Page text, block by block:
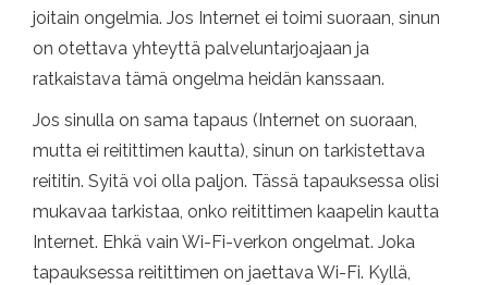
joitain ongelmia. Jos Internet ei toimi suoraan, sinun
on otettava yhteyttä palveluntarjoajaan ja
ratkaistava tämä ongelma heidän kanssaan.
Jos sinulla on sama tapaus (Internet on suoraan,
mutta ei reitittimen kautta), sinun on tarkistettava
reititin. Syitä voi olla paljon. Tässä tapauksessa olisi
mukavaa tarkistaa, onko reitittimen kaapelin kautta
Internet. Ehkä vain Wi-Fi-verkon ongelmat. Joka
tapauksessa reitittimen on jaettava Wi-Fi. Kyllä,